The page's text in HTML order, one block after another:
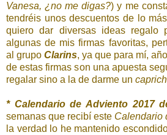
Vanesa, ¿no me digas?) y me
tendréis unos descuentos de lo
quiero dar diversas ideas regalo
algunas de mis firmas favoritas,
al grupo Clarins, ya que para mí,
de estas firmas son una apuesta
regalar sino a la de darme un
* Calendario de Adviento 2017
semanas que recibí este Calendario
la verdad lo he mantenido